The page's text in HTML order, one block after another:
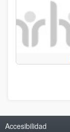
Accesibilidad